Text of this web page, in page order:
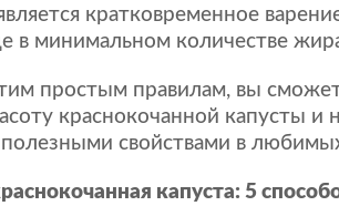
кратковременное
в минимальном количестве
простым правилам, вы
краснокочанной капусты и
полезными свойствами в
капуста: 5